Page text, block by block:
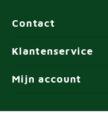
Contact
Klantenservice
Mijn account